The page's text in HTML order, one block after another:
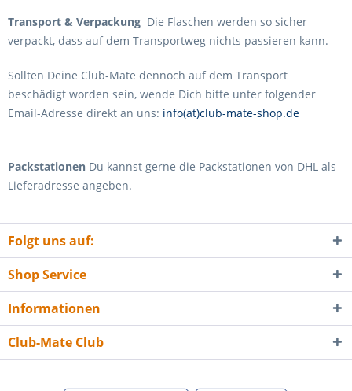
Transport & Verpackung Die Flaschen werden so sicher
verpackt, dass auf dem Transportweg nichts passieren kann.
Sollten Deine Club-Mate dennoch auf dem Transport
beschädigt worden sein, wende Dich bitte unter folgender
Email-Adresse direkt an uns: info(at)club-mate-shop.de
Packstationen Du kannst gerne die Packstationen von DHL als
Lieferadresse angeben.
Folgt uns auf:
Shop Service
Informationen
Club-Mate Club